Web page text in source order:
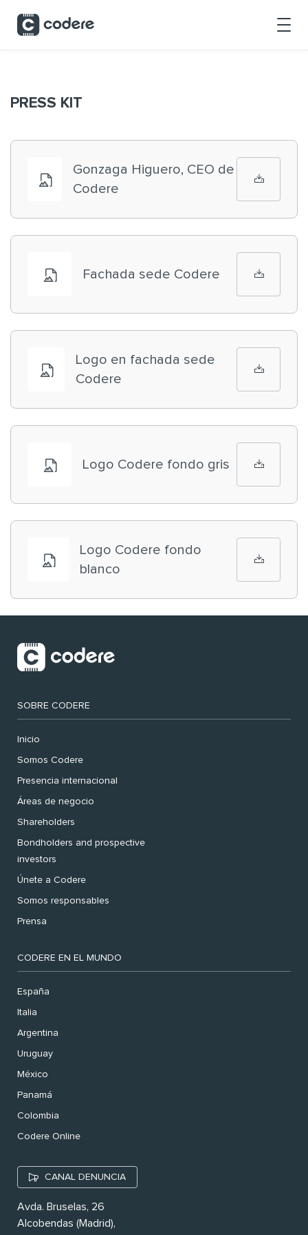
PRESS KIT
Gonzaga Higuero, CEO de
Codere
Fachada sede Codere
Logo en fachada sede
Codere
Logo Codere fondo gris
Logo Codere fondo
blanco
SOBRE CODERE
Inicio
Somos Codere
Presencia internacional
Áreas de negocio
Shareholders
Bondholders and prospective
investors
Únete a Codere
Somos responsables
Prensa
CODERE EN EL MUNDO
España
Italia
Argentina
Uruguay
México
Panamá
Colombia
Codere Online
CANAL DENUNCIA
Avda. Bruselas, 26
Alcobendas (Madrid),